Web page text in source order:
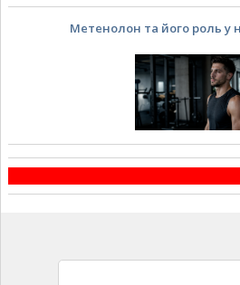
Метенолон та його роль у